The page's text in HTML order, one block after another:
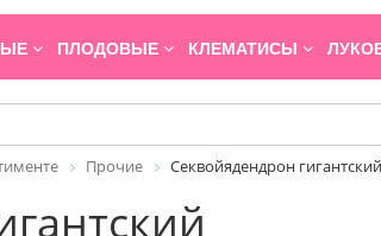
ПЛОДОВЫЕ КЛЕМАТИСЫ
Прочие Секвойядендрон гигантский